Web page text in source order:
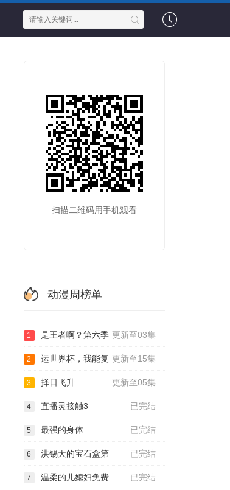
扫描二维码用手机观看
动漫周榜单
更新至03集
1 是王者啊？第六季
更新至15集
2 运世界杯，我能复
更新至05集
3 择日飞升
已完结
4 直播灵接触3
已完结
5 最强的身体
已完结
6 洪锡天的宝石盒第
已完结
7 温柔的儿媳妇免费